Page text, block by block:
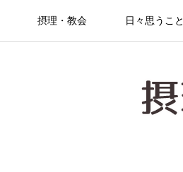
摂理・教会 日々思うこと